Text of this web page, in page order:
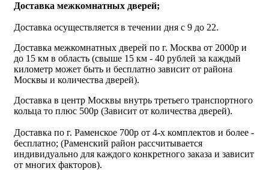
Доставка межкомнатных дверей;
Доставка осуществляется в течении дня с 9 до 22.
Доставка межкомнатных дверей по г. Москва от 2000р и
до 15 км в область (свыше 15 км - 40 рублей за каждый
километр может быть и бесплатно зависит от района
Москвы и количества дверей).
Доставка в центр Москвы внутрь третьего транспортного
кольца то плюс 500р (Зависит от количества дверей).
Доставка по г. Раменское 700р от 4-х комплектов и более -
бесплатно; (Раменский район рассчитывается
индивидуально для каждого конкретного заказа и зависит
от многих факторов).